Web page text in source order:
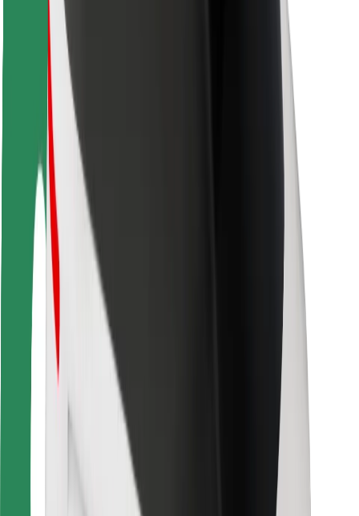
Saugumas
Vairuotojų saugumas
Paspirtukų saugumas
Saugumo laboratorija
Miestai
Vietovės
Sprendimai miestams
Oro uostai
„Bolt“ įkrovimo stotelės
Pagalba
Keleiviams
Vairuotojams
Kurjeriams
„Bolt Food“
Automobilių nuomos įmonių savininkams
Restoranams
„Bolt for Business“